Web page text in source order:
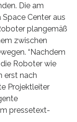
Die am
Center aus
plangemäß
zwischen
“Nachdem
Roboter wie
erst nach
Projektleiter
pressetext-